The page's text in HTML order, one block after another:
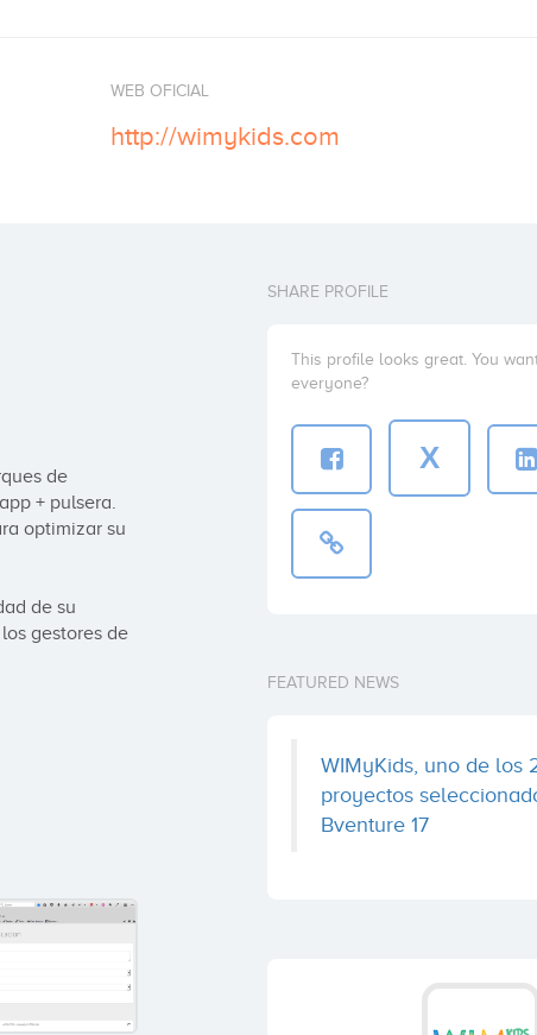
WEB OFICIAL
http://wimykids.com
de
+ pulsera.
optimizar su
de su
gestores de
SHARE PROFILE
This profile looks great. You
everyone?
X
FEATURED NEWS
WIMyKids, uno de los
proyectos
Bventure 17